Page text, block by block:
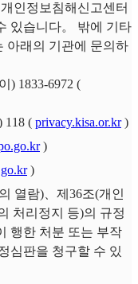
인정보침해신고센터
있습니다。 밖에 기타
아래의 기관에 문의하
) 1833-6972 (
118 ( privacy.kisa.or.kr)
)
)
열람)、제36조(개인
처리정지 등)의 규정
행한 처분 또는 부작
심판을 청구할 수 있